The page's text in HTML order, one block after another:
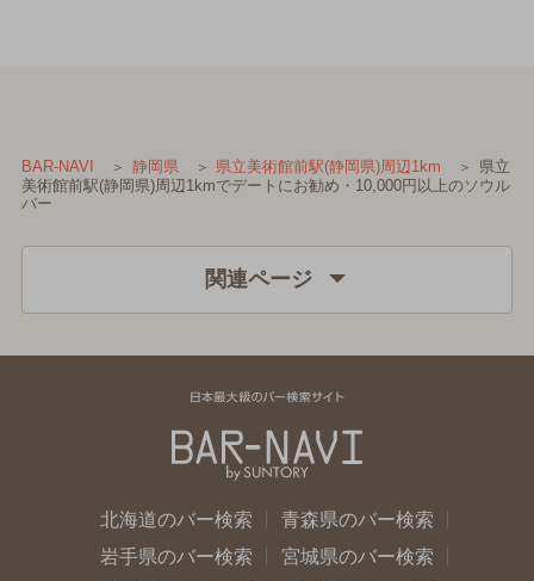
BAR-NAVI 静岡県 県立美術館前駅(静岡県)周辺1km
県立
美術館前駅(静岡県)周辺1kmでデートにお勧め・10,000円以上のソウル
バー
関連ページ
北海道のバー検索
青森県のバー検索
岩手県のバー検索
宮城県のバー検索